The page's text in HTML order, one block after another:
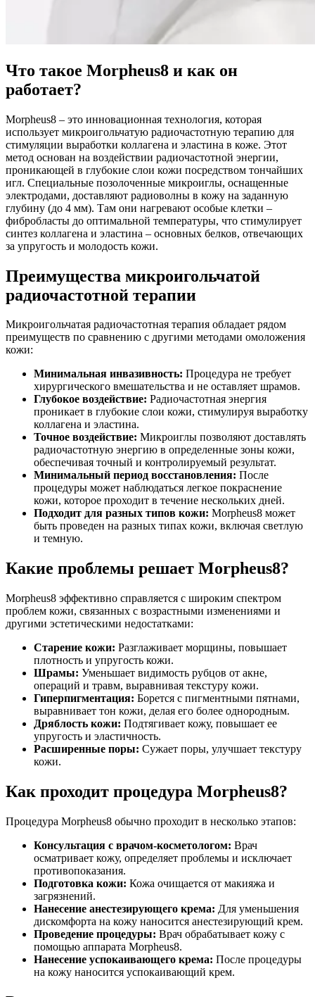
Что такое Morpheus8 и как он
работает?
Morpheus8 – это инновационная технология, которая
использует микроигольчатую радиочастотную терапию для
стимуляции выработки коллагена и эластина в коже. Этот
метод основан на воздействии радиочастотной энергии,
проникающей в глубокие слои кожи посредством тончайших
игл. Специальные позолоченные микроиглы, оснащенные
электродами, доставляют радиоволны в кожу на заданную
глубину (до 4 мм). Там они нагревают особые клетки –
фибробласты до оптимальной температуры, что стимулирует
синтез коллагена и эластина – основных белков, отвечающих
за упругость и молодость кожи.
Преимущества микроигольчатой
радиочастотной терапии
Микроигольчатая радиочастотная терапия обладает рядом
преимуществ по сравнению с другими методами омоложения
кожи:
Минимальная инвазивность: Процедура не требует
хирургического вмешательства и не оставляет шрамов.
Глубокое воздействие: Радиочастотная энергия
проникает в глубокие слои кожи, стимулируя выработку
коллагена и эластина.
Точное воздействие: Микроиглы позволяют доставлять
радиочастотную энергию в определенные зоны кожи,
обеспечивая точный и контролируемый результат.
Минимальный период восстановления: После
процедуры может наблюдаться легкое покраснение
кожи, которое проходит в течение нескольких дней.
Подходит для разных типов кожи: Morpheus8 может
быть проведен на разных типах кожи, включая светлую
и темную.
Какие проблемы решает Morpheus8?
Morpheus8 эффективно справляется с широким спектром
проблем кожи, связанных с возрастными изменениями и
другими эстетическими недостатками:
Старение кожи: Разглаживает морщины, повышает
плотность и упругость кожи.
Шрамы: Уменьшает видимость рубцов от акне,
операций и травм, выравнивая текстуру кожи.
Гиперпигментация: Борется с пигментными пятнами,
выравнивает тон кожи, делая его более однородным.
Дряблость кожи: Подтягивает кожу, повышает ее
упругость и эластичность.
Расширенные поры: Сужает поры, улучшает текстуру
кожи.
Как проходит процедура Morpheus8?
Процедура Morpheus8 обычно проходит в несколько этапов:
Консультация с врачом-косметологом: Врач
осматривает кожу, определяет проблемы и исключает
противопоказания.
Подготовка кожи: Кожа очищается от макияжа и
загрязнений.
Нанесение анестезирующего крема: Для уменьшения
дискомфорта на кожу наносится анестезирующий крем.
Проведение процедуры: Врач обрабатывает кожу с
помощью аппарата Morpheus8.
Нанесение успокаивающего крема: После процедуры
на кожу наносится успокаивающий крем.